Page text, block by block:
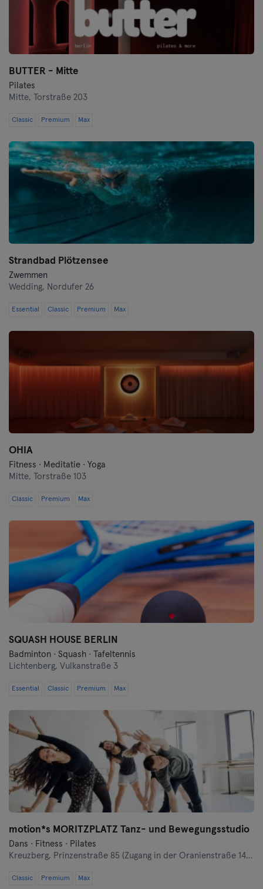
BUTTER - Mitte
Pilates
Mitte,
Torstraße 203
Classic Premium Max
Strandbad Plötzensee
Zwemmen
Wedding, Nordufer 26
Essential Classic Premium Max
OHIA
Fitness · Meditatie · Yoga
Mitte,
Torstraße 103
Classic Premium Max
SQUASH HOUSE BERLIN
Badminton · Squash · Tafeltennis
Lichtenberg, Vulkanstraße 3
Essential Classic Premium Max
motion*s MORITZPLATZ Tanz- und Bewegungsstudio
Dans · Fitness · Pilates
Kreuzberg, Prinzenstraße 85 (Zugang in der Oranienstraße 140-142 links neben Denn's Bioladen)
Classic Premium Max